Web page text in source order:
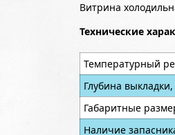
Витрина
Технические
Температурный
Глубина
Габаритные
Наличие